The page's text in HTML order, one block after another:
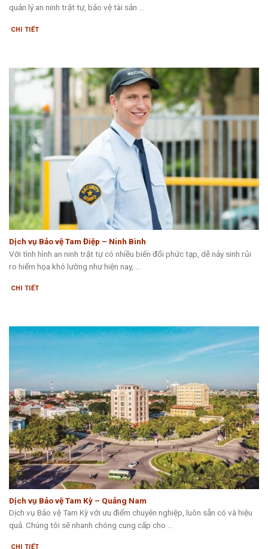
quản lý an ninh trật tự, bảo vệ tài sản ...
CHI TIẾT
Dịch vụ Bảo vệ Tam Điệp – Ninh Bình
Với tình hình an ninh trật tự có nhiều biến đổi phức tạp, dễ nảy sinh rủi
ro hiểm họa khó lường như hiện nay, ...
CHI TIẾT
Dịch vụ Bảo vệ Tam Kỳ – Quảng Nam
Dịch vụ Bảo vệ Tam Kỳ với ưu điểm chuyên nghiệp, luôn sẵn có và hiệu
quả. Chúng tôi sẽ nhanh chóng cung cấp cho ...
CHI TIẾT